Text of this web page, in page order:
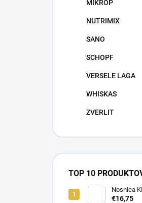
MIKROP
NUTRIMIX
SANO
SCHOPF
VERSELE LAGA
WHISKAS
ZVERLIT
TOP 10
Nosnica
€16,75